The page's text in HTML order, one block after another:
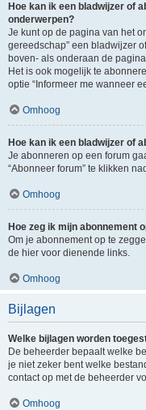
Hoe kan ik een bladwijzer of
onderwerpen?
Je kunt op de pagina van het
gereedschap” een bladwijzer
boven- als onderaan de
Het is ook mogelijk te
optie “Informeer me wanneer
Omhoog
Hoe kan ik een bladwijzer of
Je abonneren op een forum
“Abonneer forum” te klikken
Omhoog
Hoe zeg ik mijn abonnement
Om je abonnement op te
de hier voor dienende links.
Omhoog
Bijlagen
Welke bijlagen worden
De beheerder bepaalt welke
je niet zeker bent welke
contact op met de beheerder
Omhoog